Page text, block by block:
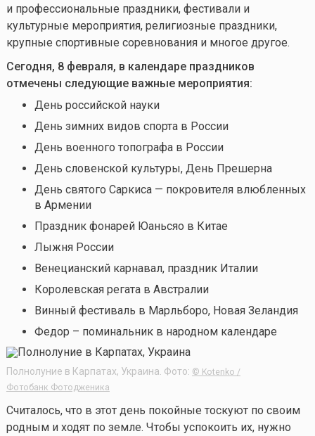
и профессиональные праздники, фестивали и
культурные мероприятия, религиозные праздники,
крупные спортивные соревнования и многое другое.
Сегодня, 8 февраля, в календаре праздников
отмечены следующие важные мероприятия:
День российской науки
День зимних видов спорта в России
День военного топографа в России
День словенской культуры, День Прешерна
День святого Саркиса — покровителя влюбленных
в Армении
Праздник фонарей Юаньсяо в Китае
Лыжня России
Венецианский карнавал, праздник Италии
Королевская регата в Австралии
Винный фестиваль в Марльборо, Новая Зеландия
Федор – поминальникв народном календаре
Полнолуние в Карпатах, Украина. Фото: © Kotenko /
Фотобанк Фотодженика
Считалось, что в этот день покойные тоскуют по своим
родным и ходят по земле. Чтобы успокоить их, нужно